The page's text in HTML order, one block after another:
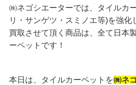
㈱ネゴシエーターでは、タイルカ
リ・サンゲツ・スミノエ等)を強化
買取させて頂く商品は、全て日本
ーペットです！
本日は、タイルカーペットを㈱ネ